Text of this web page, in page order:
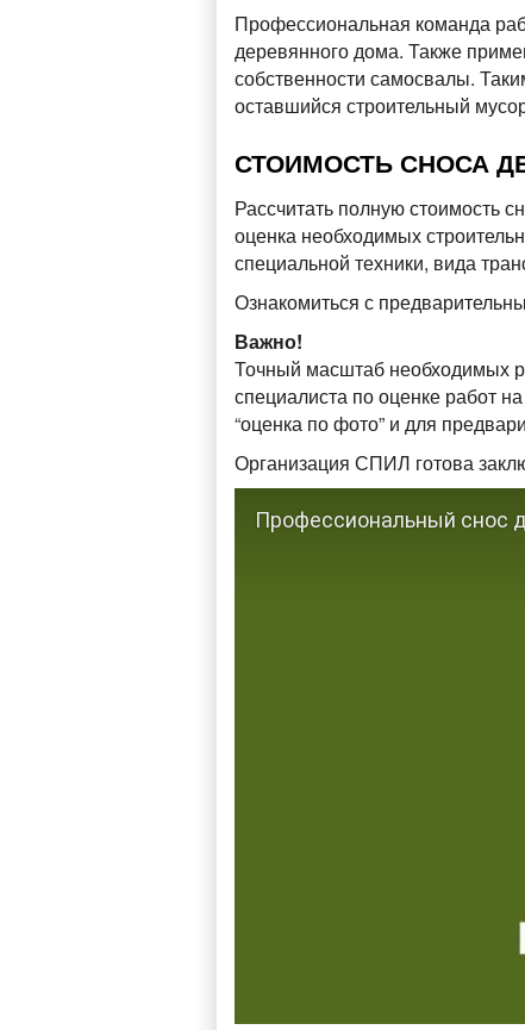
Профессиональная команда
деревянного дома. Также
собственности самосвалы.
оставшийся строительный
СТОИМОСТЬ СНОСА
Рассчитать полную стоимость
оценка необходимых
специальной техники, вида
Ознакомиться с
Важно!
Точный масштаб необходимых
специалиста по оценке работ
“оценка по фото” и для
Организация СПИЛ готова
Профессиональный снос